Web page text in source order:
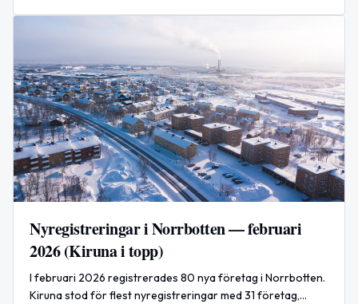
Nyregistreringar i Norrbotten — februari
2026 (Kiruna i topp)
I februari 2026 registrerades 80 nya företag i Norrbotten.
Kiruna stod för flest nyregistreringar med 31 företag,